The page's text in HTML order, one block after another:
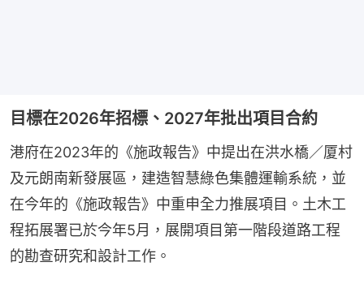
目標在2026年招標、2027年批出項目合約
港府在2023年的《施政報告》中提出在洪水橋／厦村
及元朗南新發展區，建造智慧綠色集體運輸系統，並
在今年的《施政報告》中重申全力推展項目。土木工
程拓展署已於今年5月，展開項目第一階段道路工程
的勘查研究和設計工作。